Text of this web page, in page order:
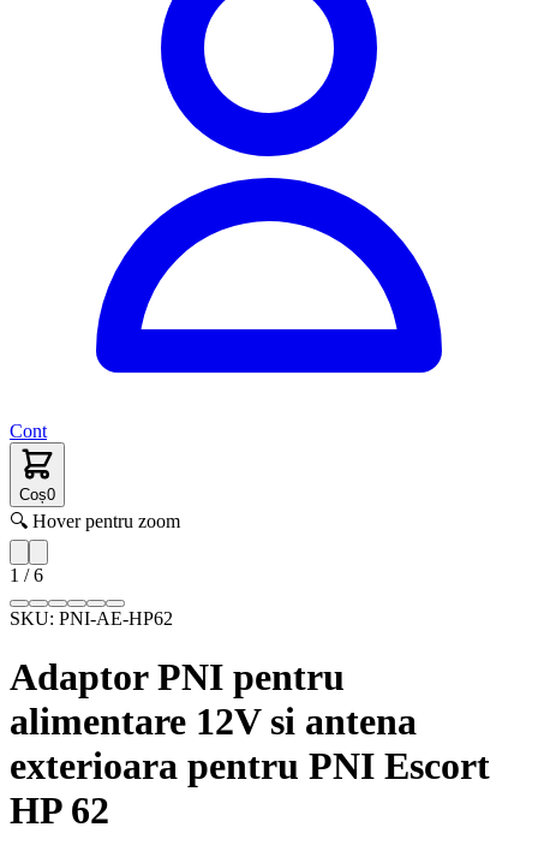
Cont
Coș0
🔍 Hover pentru zoom
1 /6
SKU: PNI-AE-HP62
Adaptor PNI pentru
alimentare 12V si antena
exterioara pentru PNI Escort
HP 62